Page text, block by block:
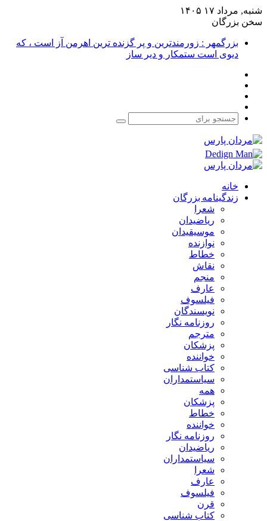
شنبه, مرداد ۱۷ ۱۴۰۵
سخن بزرگان
بزرگمهر : زورمندترین و پر گزنده ترین اهرمن آز است ، که
دیوی است ستمکار و دیر ساز
جستجو
خانه
زندگینامه بزرگان
شعرا
ریاضیدان
موسیقیدان
نوازنده
خطاط
نقاش
منجم
عارف
فیلسوف
نویسندگان
روزنامه نگار
مترجم
پزشکان
خواننده
کتاب شناسی
سیاستمداران
همه
پزشکان
خطاط
خواننده
روزنامه نگار
ریاضیدان
سیاستمداران
شعرا
عارف
فیلسوف
قرن
کتاب شناسی